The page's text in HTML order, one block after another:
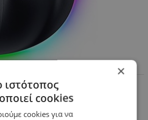
Ασύρματο RGB Gaming
Μαύρο
Vertical είναι ένα premium
συνδυάζει την εργονομία ενός
×
ιστότοπος
cookies
cookies για να